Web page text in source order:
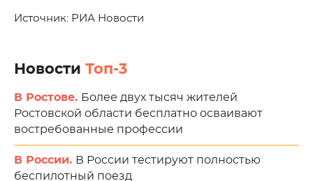
Источник: РИА Новости
Новости Топ-3
В Ростове. Более двух тысяч жителей
Ростовской области бесплатно осваивают
востребованные профессии
В России. В России тестируют полностью
беспилотный поезд